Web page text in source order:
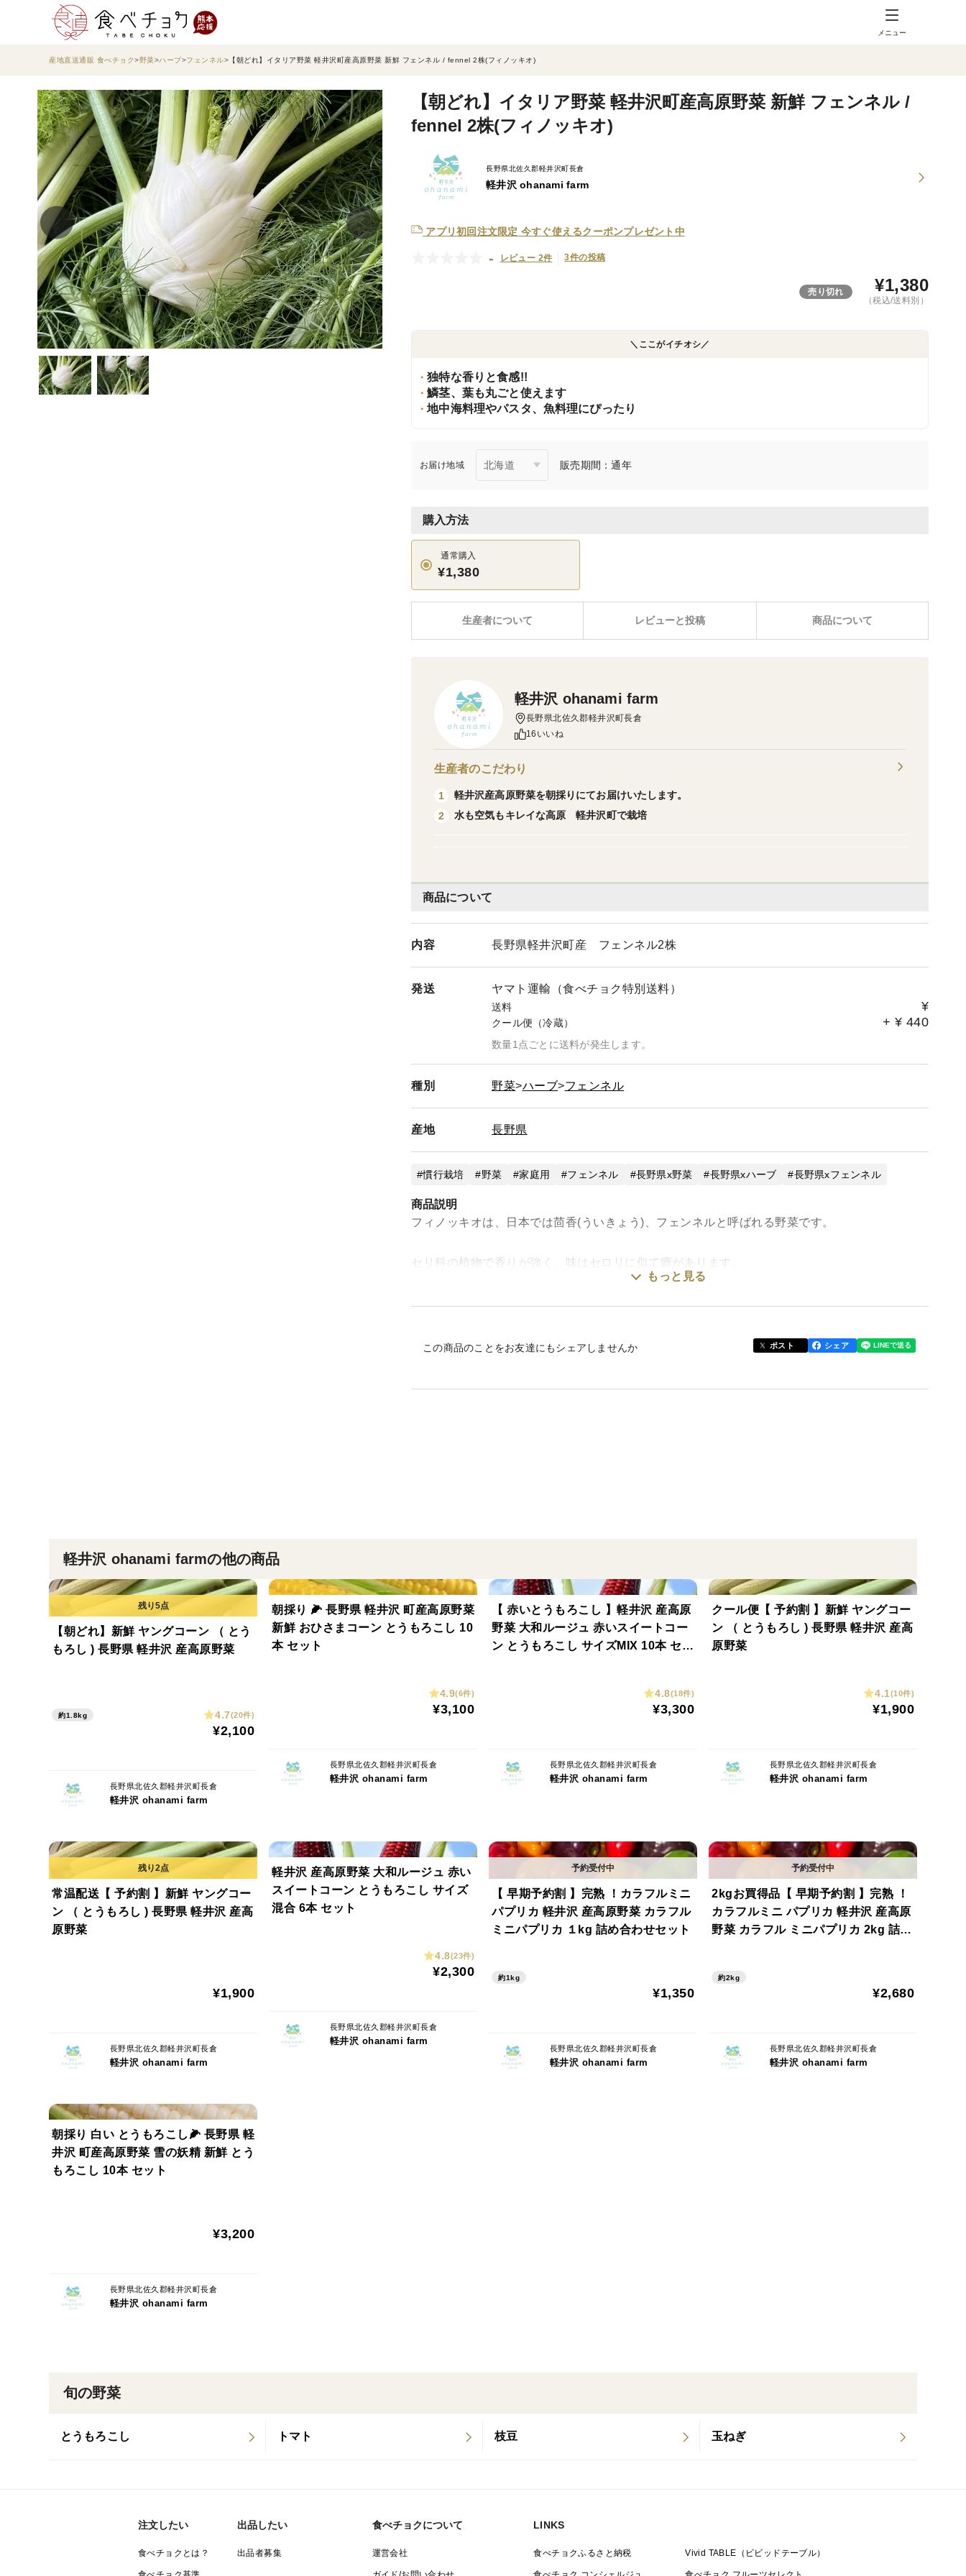
メニュー
産地直送通販 食べチョク 野菜 ハーブ フェンネル 【朝どれ】イタリア野菜 軽井沢町産高原野菜 新鮮 フェンネル / fennel 2株(フィノッキオ)
【朝どれ】イタリア野菜 軽井沢町産高原野菜 新鮮 フェンネル /
fennel 2株(フィノッキオ)
長野県北佐久郡軽井沢町長倉
軽井沢 ohanami farm
アプリ初回注文限定 今すぐ使えるクーポンプレゼント中
- レビュー 2件 3件の投稿
売り切れ ¥1,380
（税込/送料別）
＼ここがイチオシ／
独特な香りと食感!!
鱗茎、葉も丸ごと使えます
地中海料理やパスタ、魚料理にぴったり
お届け地域 販売期間：通年
購入方法
通常購入
¥1,380
レビューと投稿 商品について
生産者について
商品について
内容 長野県軽井沢町産 フェンネル2株
発送 ヤマト運輸（食べチョク特別送料）
送料 ¥
クール便（冷蔵） + ¥ 440
数量1点ごとに送料が発生します。
種別 野菜 ハーブ フェンネル
産地 長野県
慣行栽培 野菜 家庭用 フェンネル 長野県x野菜 長野県xハーブ 長野県xフェンネル
商品説明
フィノッキオは、日本では茴香(ういきょう)、フェンネルと呼ばれる野菜です。
セリ科の植物で香りが強く、味はセロリに似て癖があります。
日本では生産量も少なく、故に高級食材扱いですが、イタリア・シチリア島の料理ではこの季節
葉の部分は生のままハーブとして、魚料理に仕上げに添えるとグンと高級感のある味わいに。
もっと見る
この商品のことをお友達にもシェアしませんか ポスト シェア
軽井沢 ohanami farm
長野県北佐久郡軽井沢町長倉
16いいね
生産者のこだわり
1
軽井沢産高原野菜を朝採りにてお届けいたします。
2
水も空気もキレイな高原 軽井沢町で栽培
旬の野菜
とうもろこし トマト 枝豆 玉ねぎ
軽井沢 ohanami farmの他の商品
【朝どれ】新鮮 ヤングコーン （ とう
もろし ) 長野県 軽井沢 産高原野菜
約1.8kg 4.7(20件)
¥2,100
長野県北佐久郡軽井沢町長倉
軽井沢 ohanami farm
朝採り 🌽 長野県 軽井沢 町産高原野菜
新鮮 おひさまコーン とうもろこし 10
本 セット
4.9(6件)
¥3,100
長野県北佐久郡軽井沢町長倉
軽井沢 ohanami farm
【 赤いとうもろこし 】軽井沢 産高原
野菜 大和ルージュ 赤いスイートコー
ン とうもろこし サイズMIX 10本 セッ
4.8(18件)
¥3,300
長野県北佐久郡軽井沢町長倉
軽井沢 ohanami farm
クール便【 予約割 】新鮮 ヤングコー
ン （ とうもろし ) 長野県 軽井沢 産高
原野菜
4.1(10件)
¥1,900
長野県北佐久郡軽井沢町長倉
軽井沢 ohanami farm
常温配送【 予約割 】新鮮 ヤングコー
ン （ とうもろし ) 長野県 軽井沢 産高
原野菜
¥1,900
長野県北佐久郡軽井沢町長倉
軽井沢 ohanami farm
軽井沢 産高原野菜 大和ルージュ 赤い
スイートコーン とうもろこし サイズ
混合 6本 セット
4.8(23件)
¥2,300
長野県北佐久郡軽井沢町長倉
軽井沢 ohanami farm
【 早期予約割 】完熟 ！カラフルミニ
パプリカ 軽井沢 産高原野菜 カラフル
ミニパプリカ １kg 詰め合わせセット
約1kg
¥1,350
長野県北佐久郡軽井沢町長倉
軽井沢 ohanami farm
2kgお買得品【 早期予約割 】完熟 ！
カラフルミニ パプリカ 軽井沢 産高原
野菜 カラフル ミニパプリカ 2kg 詰め
約2kg
¥2,680
長野県北佐久郡軽井沢町長倉
軽井沢 ohanami farm
朝採り 白い とうもろこし🌽 長野県 軽
井沢 町産高原野菜 雪の妖精 新鮮 とう
もろこし 10本 セット
¥3,200
長野県北佐久郡軽井沢町長倉
軽井沢 ohanami farm
注文したい
食べチョクとは？
出品したい
出品者募集
食べチョクについて
運営会社
LINKS
食べチョクふるさと納税 Vivid TABLE（ビビッドテーブル）